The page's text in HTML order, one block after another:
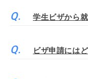
学生ビザから
ビザ申請には